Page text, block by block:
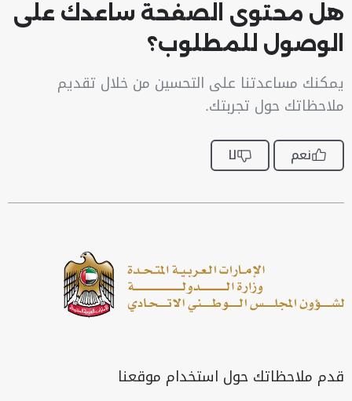
هل محتوى الصفحة ساعدك على
الوصول للمطلوب؟
يمكنك مساعدتنا على التحسين من خلال تقديم
ملاحظاتك حول تجربتك.
نعم لا
قدم ملاحظاتك حول استخدام موقعنا